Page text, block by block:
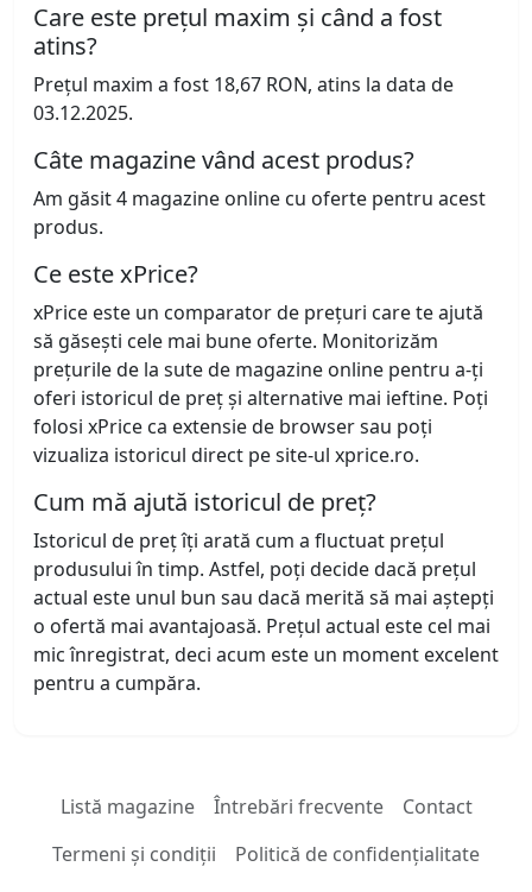
Care este prețul maxim și când a fost
atins?
Prețul maxim a fost 18,67 RON, atins la data de
03.12.2025.
Câte magazine vând acest produs?
Am găsit 4 magazine online cu oferte pentru acest
produs.
Ce este xPrice?
xPrice este un comparator de prețuri care te ajută
să găsești cele mai bune oferte. Monitorizăm
prețurile de la sute de magazine online pentru a-ți
oferi istoricul de preț și alternative mai ieftine. Poți
folosi xPrice ca extensie de browser sau poți
vizualiza istoricul direct pe site-ul xprice.ro.
Cum mă ajută istoricul de preț?
Istoricul de preț îți arată cum a fluctuat prețul
produsului în timp. Astfel, poți decide dacă prețul
actual este unul bun sau dacă merită să mai aștepți
o ofertă mai avantajoasă. Prețul actual este cel mai
mic înregistrat, deci acum este un moment excelent
pentru a cumpăra.
Listă magazine Întrebări frecvente
Contact
Termeni și condiții
Politică de confidențialitate